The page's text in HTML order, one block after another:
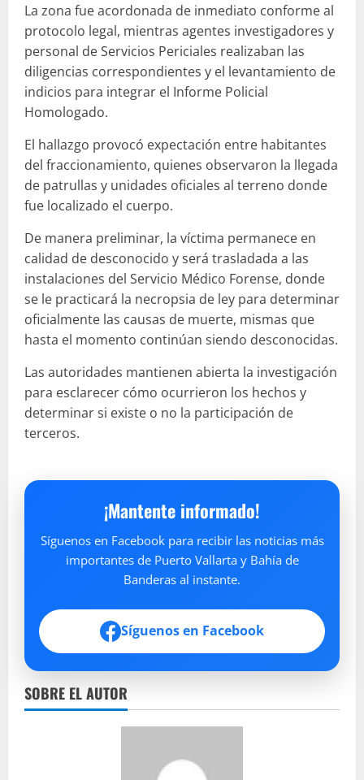
La zona fue acordonada de inmediato conforme al
protocolo legal, mientras agentes investigadores y
personal de Servicios Periciales realizaban las
diligencias correspondientes y el levantamiento de
indicios para integrar el Informe Policial
Homologado.
El hallazgo provocó expectación entre habitantes
del fraccionamiento, quienes observaron la llegada
de patrullas y unidades oficiales al terreno donde
fue localizado el cuerpo.
De manera preliminar, la víctima permanece en
calidad de desconocido y será trasladada a las
instalaciones del Servicio Médico Forense, donde
se le practicará la necropsia de ley para determinar
oficialmente las causas de muerte, mismas que
hasta el momento continúan siendo desconocidas.
Las autoridades mantienen abierta la investigación
para esclarecer cómo ocurrieron los hechos y
determinar si existe o no la participación de
terceros.
¡Mantente informado!
Síguenos en Facebook para recibir las noticias más
importantes de Puerto Vallarta y Bahía de
Banderas al instante.
Síguenos en Facebook
SOBRE EL AUTOR